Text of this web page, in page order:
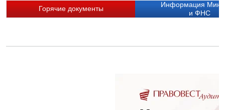
Горячие документы
Информация
и ФНС